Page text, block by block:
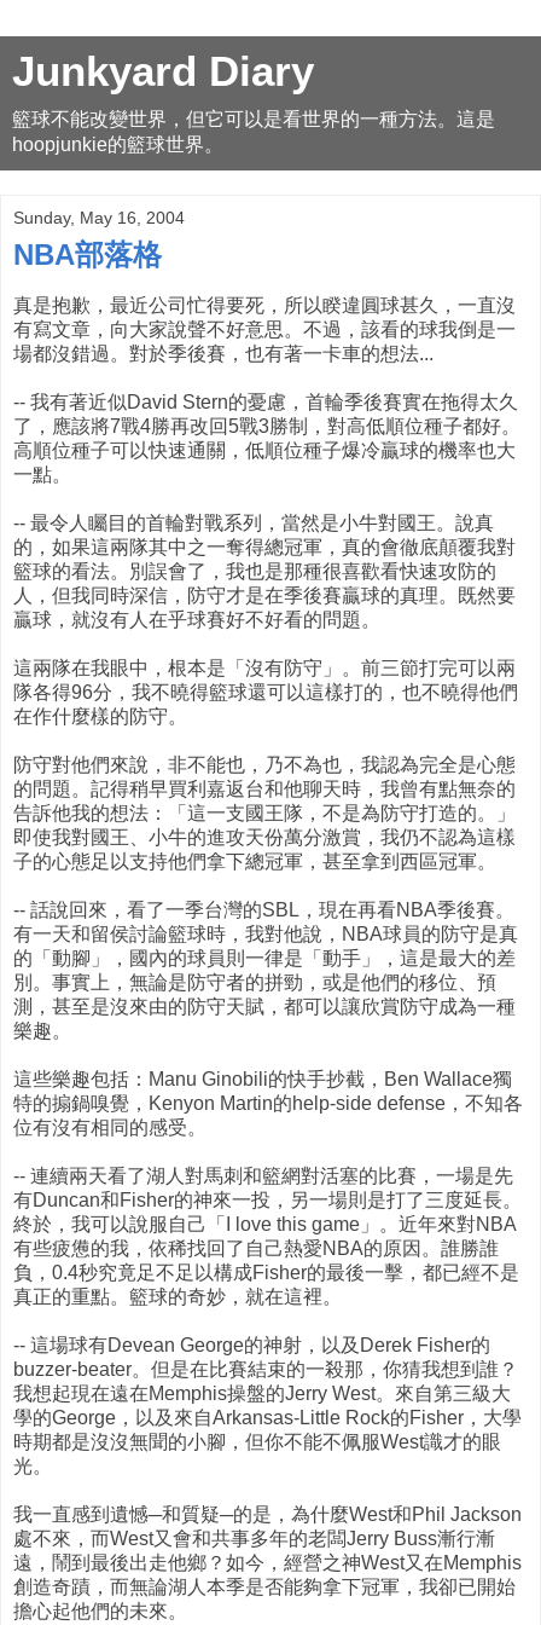
Junkyard Diary
籃球不能改變世界，但它可以是看世界的一種方法。這是
hoopjunkie的籃球世界。
Sunday, May 16, 2004
NBA部落格
真是抱歉，最近公司忙得要死，所以睽違圓球甚久，一直沒
有寫文章，向大家說聲不好意思。不過，該看的球我倒是一
場都沒錯過。對於季後賽，也有著一卡車的想法...
-- 我有著近似David Stern的憂慮，首輪季後賽實在拖得太久
了，應該將7戰4勝再改回5戰3勝制，對高低順位種子都好。
高順位種子可以快速通關，低順位種子爆冷贏球的機率也大
一點。
-- 最令人矚目的首輪對戰系列，當然是小牛對國王。說真
的，如果這兩隊其中之一奪得總冠軍，真的會徹底顛覆我對
籃球的看法。別誤會了，我也是那種很喜歡看快速攻防的
人，但我同時深信，防守才是在季後賽贏球的真理。既然要
贏球，就沒有人在乎球賽好不好看的問題。
這兩隊在我眼中，根本是「沒有防守」。前三節打完可以兩
隊各得96分，我不曉得籃球還可以這樣打的，也不曉得他們
在作什麼樣的防守。
防守對他們來說，非不能也，乃不為也，我認為完全是心態
的問題。記得稍早買利嘉返台和他聊天時，我曾有點無奈的
告訴他我的想法：「這一支國王隊，不是為防守打造的。」
即使我對國王、小牛的進攻天份萬分激賞，我仍不認為這樣
子的心態足以支持他們拿下總冠軍，甚至拿到西區冠軍。
-- 話說回來，看了一季台灣的SBL，現在再看NBA季後賽。
有一天和留侯討論籃球時，我對他說，NBA球員的防守是真
的「動腳」，國內的球員則一律是「動手」，這是最大的差
別。事實上，無論是防守者的拼勁，或是他們的移位、預
測，甚至是沒來由的防守天賦，都可以讓欣賞防守成為一種
樂趣。
這些樂趣包括：Manu Ginobili的快手抄截，Ben Wallace獨
特的搧鍋嗅覺，Kenyon Martin的help-side defense，不知各
位有沒有相同的感受。
-- 連續兩天看了湖人對馬刺和籃網對活塞的比賽，一場是先
有Duncan和Fisher的神來一投，另一場則是打了三度延長。
終於，我可以說服自己「I love this game」。近年來對NBA
有些疲憊的我，依稀找回了自己熱愛NBA的原因。誰勝誰
負，0.4秒究竟足不足以構成Fisher的最後一擊，都已經不是
真正的重點。籃球的奇妙，就在這裡。
-- 這場球有Devean George的神射，以及Derek Fisher的
buzzer-beater。但是在比賽結束的一殺那，你猜我想到誰？
我想起現在遠在Memphis操盤的Jerry West。來自第三級大
學的George，以及來自Arkansas-Little Rock的Fisher，大學
時期都是沒沒無聞的小腳，但你不能不佩服West識才的眼
光。
我一直感到遺憾─和質疑─的是，為什麼West和Phil Jackson
處不來，而West又會和共事多年的老闆Jerry Buss漸行漸
遠，鬧到最後出走他鄉？如今，經營之神West又在Memphis
創造奇蹟，而無論湖人本季是否能夠拿下冠軍，我卻已開始
擔心起他們的未來。